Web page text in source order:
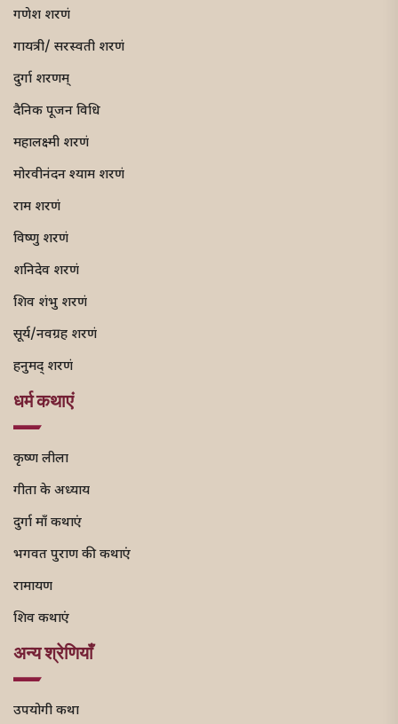
गणेश शरणं
गायत्री/ सरस्वती शरणं
दुर्गा शरणम्
दैनिक पूजन विधि
महालक्ष्मी शरणं
मोरवीनंदन श्याम शरणं
राम शरणं
विष्णु शरणं
शनिदेव शरणं
शिव शंभु शरणं
सूर्य/नवग्रह शरणं
हनुमद् शरणं
धर्म कथाएं
कृष्ण लीला
गीता के अध्याय
दुर्गा माँ कथाएं
भगवत पुराण की कथाएं
रामायण
शिव कथाएं
अन्य श्रेणियाँ
उपयोगी कथा